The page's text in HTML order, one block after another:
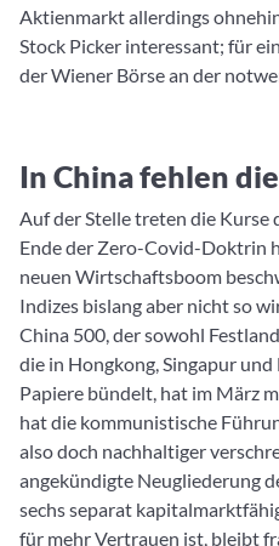
Aktienmarkt allerdings
Stock Picker interessant; für
der Wiener Börse an der
In China fehlen
Auf der Stelle treten die Kurse
Ende der Zero-Covid-Doktrin
neuen Wirtschaftsboom
Indizes bislang aber nicht so
China 500, der sowohl
die in Hongkong, Singapur
Papiere bündelt, hat im März
hat die kommunistische
also doch nachhaltiger
angekündigte Neugliederung
sechs separat
für mehr Vertrauen ist, bleibt